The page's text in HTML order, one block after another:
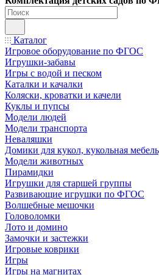
Каталог
Игровое оборудование по ФГОС
Игрушки-забавы
Игры с водой и песком
Каталки и качалки
Коляски, кроватки и качели
Куклы и пупсы
Модели людей
Модели транспорта
Неваляшки
Домики для кукол, кукольная
Модели животных
Пирамидки
Игрушки для старшей группы
Развивающие игрушки по ФГОС
Волшебные мешочки
Головоломки
Лото и домино
Замочки и застежки
Игровые коврики
Игры
Игры на магнитах